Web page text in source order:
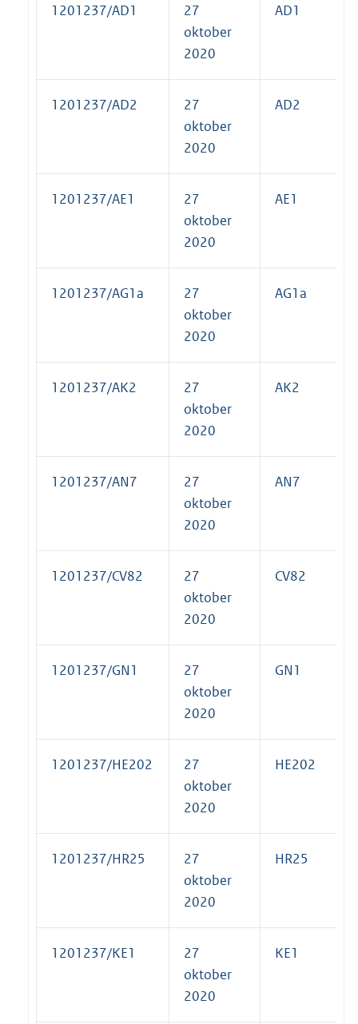
1201237/AD1
27
oktober
2020
AD1
1201237/AD2
27
oktober
2020
AD2
1201237/AE1
27
oktober
2020
AE1
1201237/AG1a
27
oktober
2020
AG1a
1201237/AK2
27
oktober
2020
AK2
1201237/AN7
27
oktober
2020
AN7
1201237/CV82
27
oktober
2020
CV82
1201237/GN1
27
oktober
2020
GN1
1201237/HE202
27
oktober
2020
HE202
1201237/HR25
27
oktober
2020
HR25
1201237/KE1
27
oktober
2020
KE1